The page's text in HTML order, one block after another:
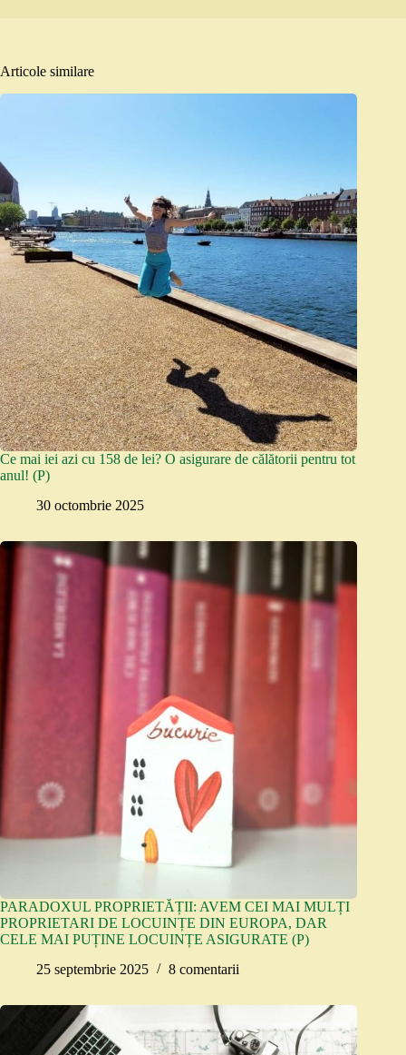
Articole similare
Ce mai iei azi cu 158 de lei? O asigurare de călătorii pentru tot
anul! (P)
30 octombrie 2025
PARADOXUL PROPRIETĂȚII: AVEM CEI MAI MULȚI
PROPRIETARI DE LOCUINȚE DIN EUROPA, DAR
CELE MAI PUȚINE LOCUINȚE ASIGURATE (P)
25 septembrie 2025
8 comentarii